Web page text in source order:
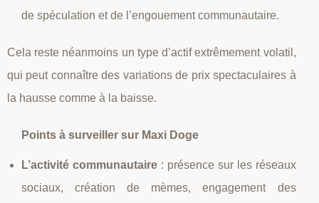
de spéculation et de l’engouement communautaire.
Cela reste néanmoins un type d’actif extrêmement volatil,
qui peut connaître des variations de prix spectaculaires à
la hausse comme à la baisse.
Points à surveiller sur Maxi Doge
L’activité communautaire: présence sur les réseaux
sociaux, création de mèmes, engagement des